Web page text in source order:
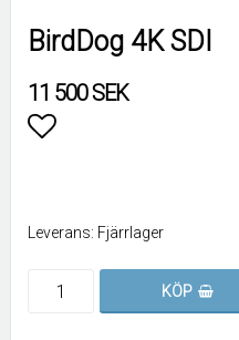
BirdDog 4K SDI
11 500 SEK
Leverans: Fjärrlager
KÖP